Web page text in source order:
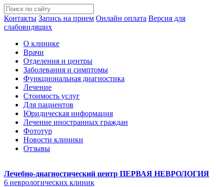
Контакты Запись на прием Онлайн оплата Версия для
слабовидящих
О клинике
Врачи
Отделения и центры
Заболевания и симптомы
Функциональная диагностика
Лечение
Стоимость услуг
Для пациентов
Юридическая информация
Лечение иностранных граждан
Фототур
Новости клиники
Отзывы
Лечебно-диагностический центр ПЕРВАЯ НЕВРОЛОГИЯ
6 неврологических клиник